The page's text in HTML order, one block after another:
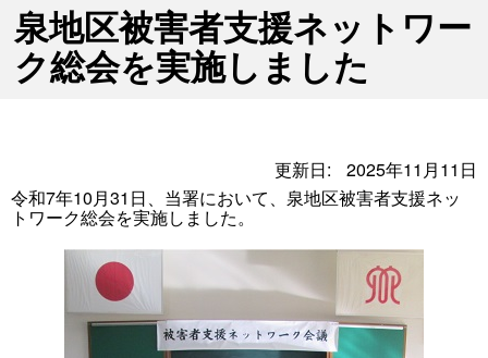
泉地区被害者支援ネットワー
ク総会を実施しました
更新日:
2025年11月11日
令和7年10月31日、当署において、泉地区被害者支援ネッ
トワーク総会を実施しました。